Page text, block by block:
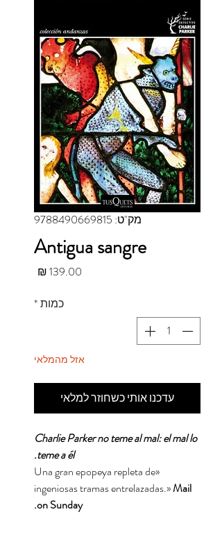
מק"ט: 9788490669815
Antigua sangre
כמות*
אזל מהמלאי
עדכנו אותי כשחוזר למלאי
Charlie Parker no teme al mal: el mal lo
teme a él.
«Una gran epopeya repleta de
ingeniosas tramas entrelazadas.»Mail
on Sunday.